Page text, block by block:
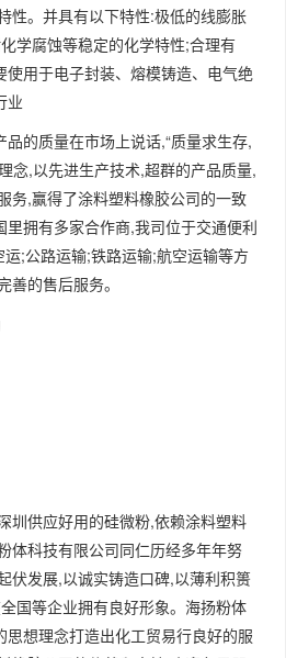
性。并具有以下特性:极低的线膨胀
学腐蚀等稳定的化学特性;合理有
使用于电子封装、熔模铸造、电气绝
业
的质量在市场上说话,“质量求生存,
念,以先进生产技术,超群的产品质量,
务,赢得了涂料塑料橡胶公司的一致
拥有多家合作商,我司位于交通便利
;公路运输;铁路运输;航空运输等方
的售后服务。
圳供应好用的硅微粉,依赖涂料塑料
体科技有限公司同仁历经多年年努
伏发展,以诚实铸造口碑,以薄利积篑
国等企业拥有良好形象。海扬粉体
思想理念打造出化工贸易行良好的服